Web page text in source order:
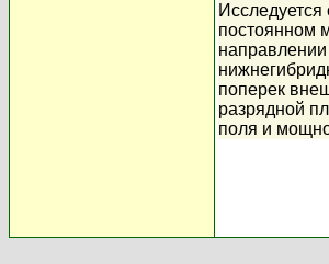
постоянном
поперек
разрядной
поля и